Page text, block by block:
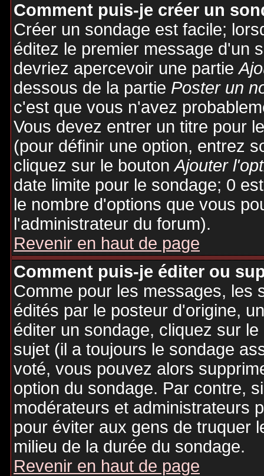
Comment puis-je créer un
Créer un sondage est facile;
éditez le premier message d'un
devriez apercevoir une partie
dessous de la partiePoster un
c'est que vous n'avez
Vous devez entrer un titre pour
(pour définir une option, entrez
cliquez sur le boutonAjouter
date limite pour le sondage; 0
le nombre d'options que vous
l'administrateur du forum).
Revenir en haut de page
Comment puis-je éditer ou
Comme pour les messages, les
édités par le posteur d'origine,
éditer un sondage, cliquez sur
sujet (il a toujours le sondage
voté, vous pouvez alors
option du sondage. Par contre,
modérateurs et administrateurs
pour éviter aux gens de truquer
milieu de la durée du sondage.
Revenir en haut de page